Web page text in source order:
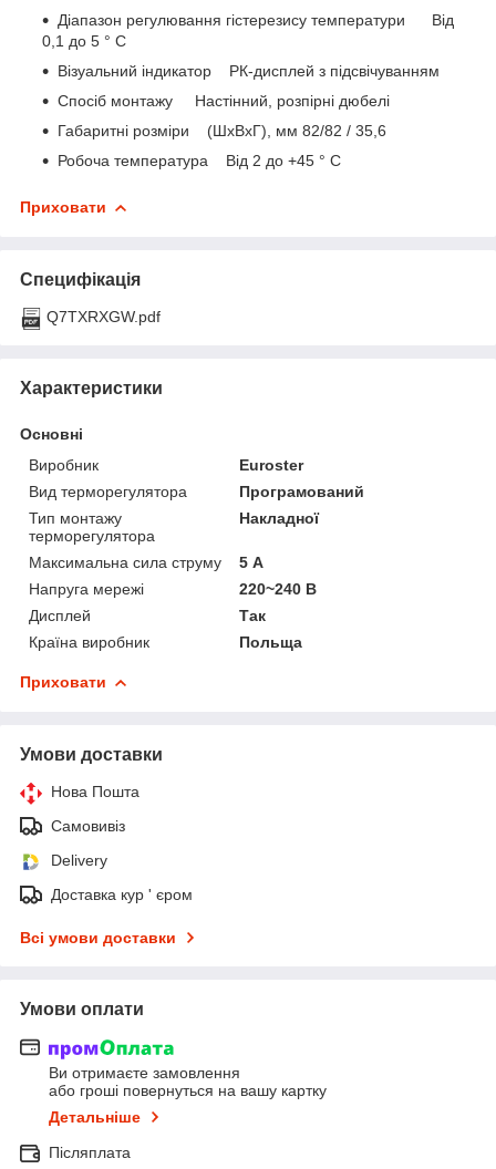
Діапазон регулювання гістерезису температури Від
0,1 до 5 ° C
Візуальний індикатор РК-дисплей з підсвічуванням
Спосіб монтажу Настінний, розпірні дюбелі
Габаритні розміри (ШхВхГ), мм 82/82 / 35,6
Робоча температура Від 2 до +45 ° C
Приховати
Специфікація
Q7TXRXGW.pdf
Характеристики
Основні
Виробник
Euroster
Вид терморегулятора
Програмований
Тип монтажу
терморегулятора
Накладної
Максимальна сила струму
5 А
Напруга мережі
220~240 В
Дисплей
Так
Країна виробник
Польща
Приховати
Умови доставки
Нова Пошта
Самовивіз
Delivery
Доставка кур ' єром
Всі умови доставки
Умови оплати
Ви отримаєте замовлення
або гроші повернуться на вашу картку
Детальніше
Післяплата